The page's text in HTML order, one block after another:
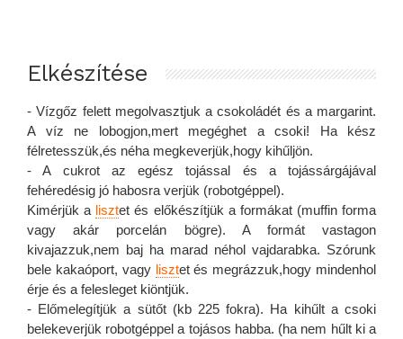
Elkészítése
- Vízgőz felett megolvasztjuk a csokoládét és a margarint.
A víz ne lobogjon,mert megéghet a csoki! Ha kész
félretesszük,és néha megkeverjük,hogy kihűljön.
- A cukrot az egész tojással és a tojássárgájával
fehéredésig jó habosra verjük (robotgéppel).
Kimérjük a lisztet és előkészítjük a formákat (muffin forma
vagy akár porcelán bögre). A formát vastagon
kivajazzuk,nem baj ha marad néhol vajdarabka. Szórunk
bele kakaóport, vagy lisztet és megrázzuk,hogy mindenhol
érje és a felesleget kiöntjük.
- Előmelegítjük a sütőt (kb 225 fokra). Ha kihűlt a csoki
belekeverjük robotgéppel a tojásos habba. (ha nem hűlt ki a